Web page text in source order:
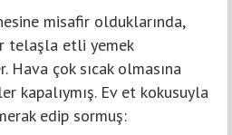
misafir olduklarında,
telaşla etli yemek
Hava çok sıcak olmasına
kapalıymış. Ev et kokusuyla
edip sormuş: